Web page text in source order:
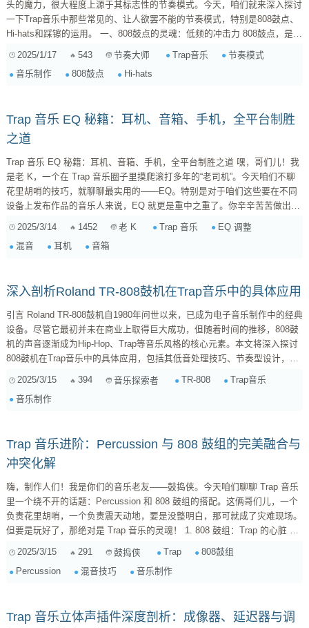
头的魔力，很大程度上源于其标志性的节奏模式。今天，咱们就来深入探讨
一下Trap音乐中那些常见的、让人欲罢不能的节奏模式，特别是808鼓点、
Hi-hats和踩镲的运用。 一、808鼓点的灵魂：低频的冲击力 808鼓点，是
曲。808并不是指一种特定的鼓，而是指Roland TR-808节奏机器里的一个
鼓音色，它独特的低频特性，使其成为Trap音乐中不可或缺的元素。 在
2025/1/17 543 节奏大师 Trap音乐
节奏模式
音乐制作
808鼓点 Hi-hats
Trap 音乐 EQ 秘籍：耳机、音箱、手机，全平台制胜
之道
Trap 音乐 EQ 秘籍：耳机、音箱、手机，全平台制胜之道 嘿，哥们儿！我
是老 K，一个在 Trap 音乐圈子里摸爬滚打多年的“老司机”。今天咱们不聊
花里胡哨的技巧，就聊聊最实用的——EQ。特别是对于咱们这些要在不同
设备上发布作品的音乐人来说，EQ 就更是重中之重了。你辛辛苦苦做出来
上听起来炸裂，结果在手机上听起来就像一锅粥。这都是 EQ 没搞定的锅！
2025/3/14 1452 老 K Trap 音乐
EQ 调整
混音
耳机 音箱
深入剖析Roland TR-808鼓机在Trap音乐中的具体应用
引言 Roland TR-808鼓机自1980年问世以来，已成为电子音乐制作中的经典
设备。尽管它最初并未在商业上取得巨大成功，但随着时间的推移，808鼓
机的声音逐渐成为Hip-Hop、Trap等音乐风格的核心元素。本文将深入探讨
808鼓机在Trap音乐中的具体应用，包括其低音处理技巧、节奏型设计，以
808鼓机最著名的声音之一是其低音鼓（Kick Drum）。在Trap音乐中，808
低音通常被用作低频的基础，为整首曲目提供厚重的低音支撑。选择适合...
2025/3/15 394 音乐探索者 TR-808
Trap音乐
音乐制作
Trap 音乐进阶：Percussion 与 808 鼓组的完美融合与
冲突化解
嗨，制作人们！我是你们的音乐老友——鼓捣侠。今天咱们聊聊 Trap 音乐
里一个绕不开的话题：Percussion 和 808 鼓组的搭配。这俩哥们儿，一个
负责花里胡哨，一个负责震天动地，要是没整明白，那可就成了灾难现场。
但要是玩好了，那绝对是 Trap 音乐的灵魂！ 1. 808 鼓组：Trap 的心脏 先
来复习一下，808 鼓组是啥？简单来说，就是那种浑厚、低沉、能让你心脏
都跟着颤动的鼓声。它通常包含 808 底鼓（808 kick），以及各种衍生出来
的低频音色。这玩意儿，就是 Trap 音乐的根基，没有它，你的音乐就失去
2025/3/15 291 鼓捣侠 Trap
808鼓组
Percussion
混音技巧 音乐制作
Trap 音乐立体声插件深度剖析：成像器、延迟器与调